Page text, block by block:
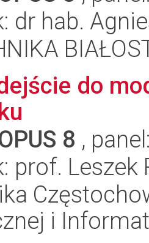
dr hab.
do
8 ,
prof. Leszek
i